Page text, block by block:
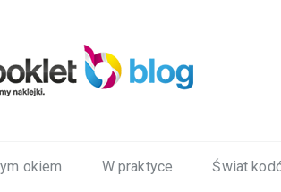
okiem W praktyce Świat